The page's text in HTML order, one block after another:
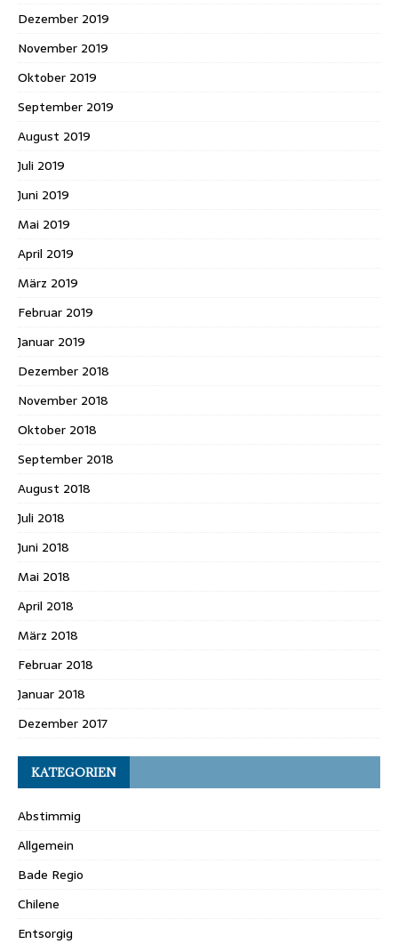
Dezember 2019
November 2019
Oktober 2019
September 2019
August 2019
Juli 2019
Juni 2019
Mai 2019
April 2019
März 2019
Februar 2019
Januar 2019
Dezember 2018
November 2018
Oktober 2018
September 2018
August 2018
Juli 2018
Juni 2018
Mai 2018
April 2018
März 2018
Februar 2018
Januar 2018
Dezember 2017
KATEGORIEN
Abstimmig
Allgemein
Bade Regio
Chilene
Entsorgig